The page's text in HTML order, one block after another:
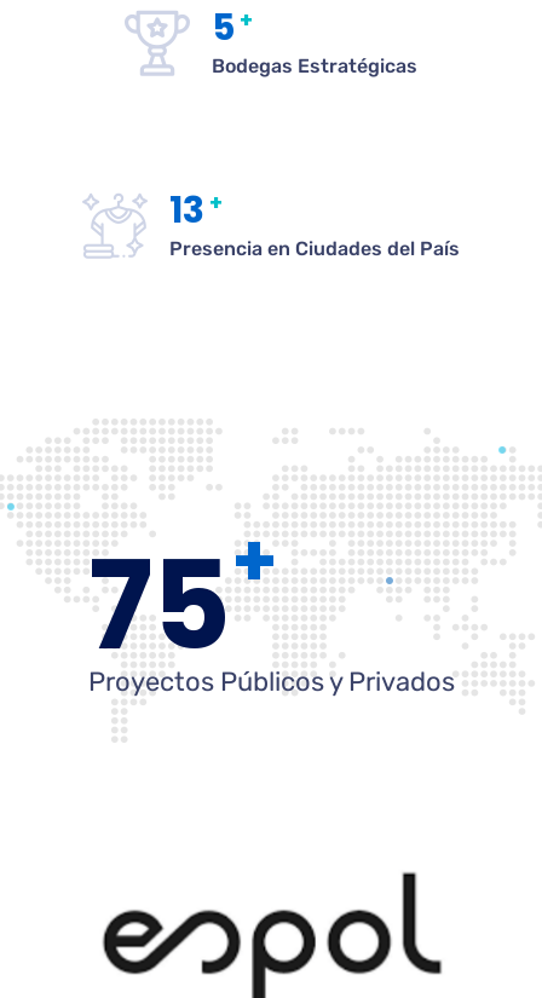
5 +
Bodegas Estratégicas
13 +
Presencia en Ciudades del País
75+
Proyectos Públicos y Privados